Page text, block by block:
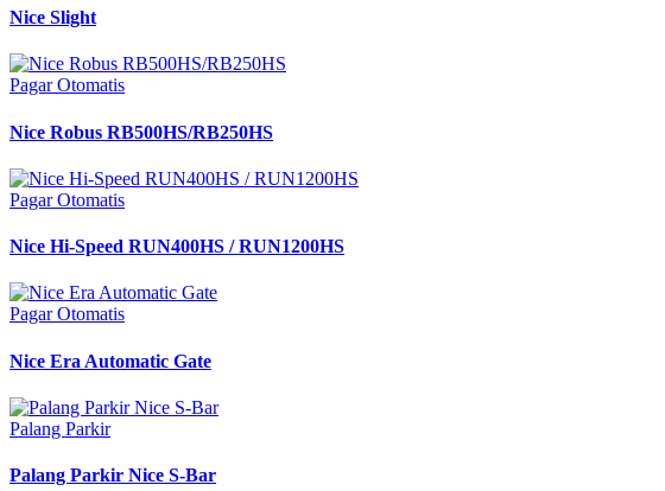
Nice Slight
Pagar Otomatis
Nice Robus RB500HS/RB250HS
Pagar Otomatis
Nice Hi-Speed RUN400HS / RUN1200HS
Pagar Otomatis
Nice Era Automatic Gate
Palang Parkir
Palang Parkir Nice S-Bar